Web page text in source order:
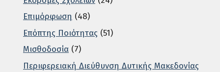
Επιμόρφωση (48)
Επόπτης Ποιότητας (51)
Μισθοδοσία (7)
Περιφερειακή Διεύθυνση Δυτικής Μακεδονίας